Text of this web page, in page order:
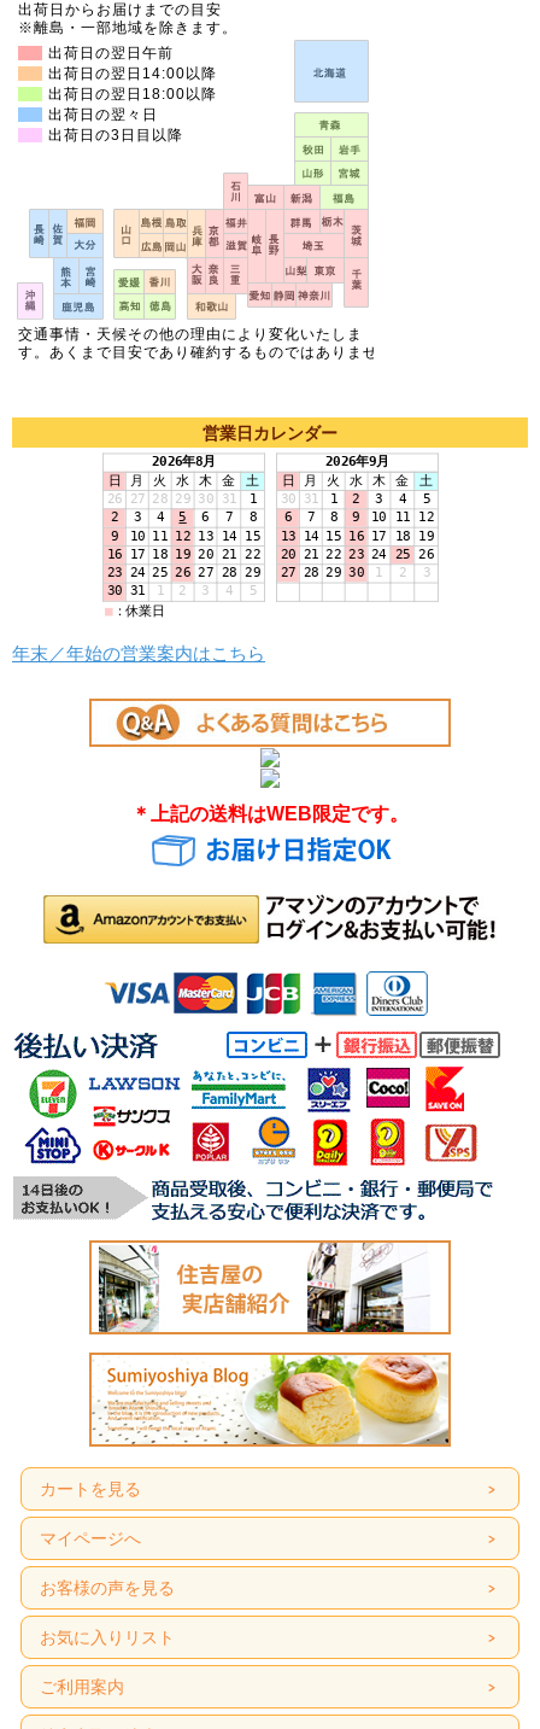
営業日カレンダー
年末／年始の営業案内はこちら
＊上記の送料はWEB限定です。
カートを見る
マイページへ
お客様の声を見る
お気に入りリスト
ご利用案内